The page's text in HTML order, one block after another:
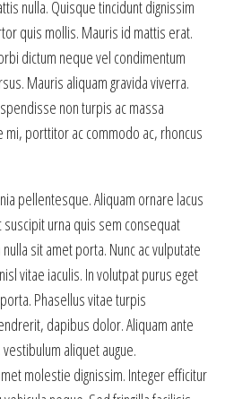
nulla. Quisque tincidunt dignissim
quis mollis. Mauris id mattis erat.
dictum neque vel condimentum
Mauris aliquam gravida viverra.
non turpis ac massa
porttitor ac commodo ac, rhoncus
pellentesque. Aliquam ornare lacus
urna quis sem consequat
sit amet porta. Nunc ac vulputate
vitae iaculis. In volutpat purus eget
Phasellus vitae turpis
dapibus dolor. Aliquam ante
aliquet augue.
molestie dignissim. Integer efficitur